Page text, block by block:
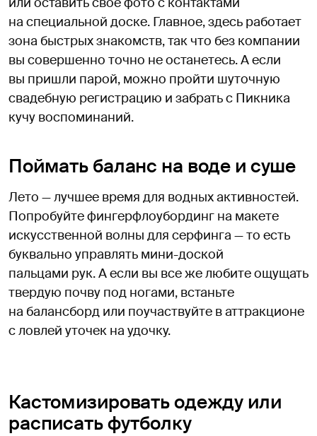
на специальной доске. Главное, здесь работает
зона быстрых знакомств, так что без компании
вы совершенно точно не останетесь. А если
вы пришли парой, можно пройти шуточную
свадебную регистрацию и забрать с Пикника
кучу воспоминаний.
Поймать баланс на воде и суше
Лето — лучшее время для водных активностей.
Попробуйте фингерфлоубординг на макете
искусственной волны для серфинга — то есть
буквально управлять мини-доской
пальцами рук. А если вы все же любите ощущать
твердую почву под ногами, встаньте
на балансборд или поучаствуйте в аттракционе
с ловлей уточек на удочку.
Кастомизировать одежду или
расписать футболку